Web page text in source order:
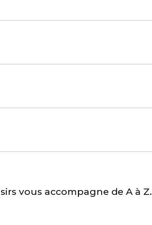
vous accompagne de A à Z.